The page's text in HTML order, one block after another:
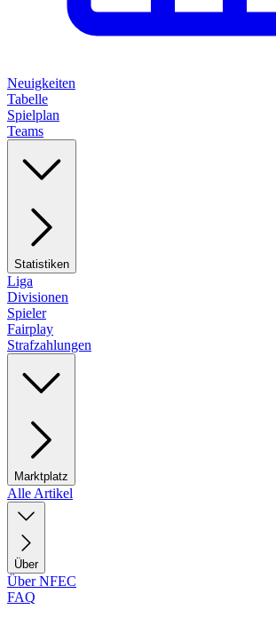
Neuigkeiten
Tabelle
Spielplan
Teams
Statistiken
Liga
Divisionen
Spieler
Fairplay
Strafzahlungen
Marktplatz
Alle Artikel
Über
Über NFEC
FAQ